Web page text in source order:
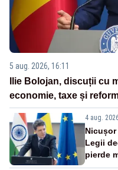
5 aug. 2026, 16:11
Ilie Bolojan, discuții cu
economie, taxe și
4 aug.
Nicușor
Legii
pierde